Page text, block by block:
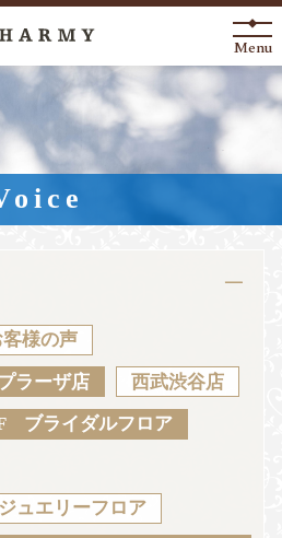
Arrival
About
Ring
Catalog
Menu
客様の声
ラーザ店 西武渋谷店
ブライダルフロア
ュエリーフロア